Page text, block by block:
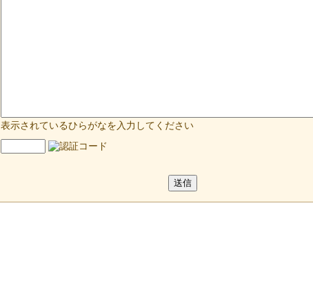
表示されているひらがなを入力してください